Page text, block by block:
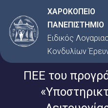
στο
περιεχόμενο
ΧΑΡΟΚΟΠΕΙΟ
ΠΑΝΕΠΙΣΤΗΜΙΟ
Ειδικός
Κονδυλίων
ΠΕΕ του